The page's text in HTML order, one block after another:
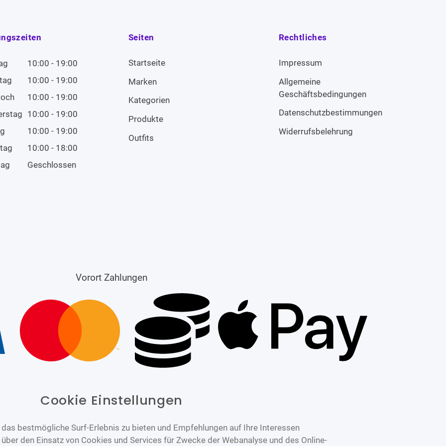
10:00 - 19:00
10:00 - 19:00
10:00 - 19:00
10:00 - 19:00
10:00 - 19:00
10:00 - 18:00
Geschlossen
Seiten
Startseite
Marken
Kategorien
Produkte
Outfits
Rechtliches
Impressum
Allgemeine
Geschäftsbedingungen
Datenschutzbestimmungen
Widerrufsbelehrung
Vorort Zahlungen
Cookie Einstellungen
bestmögliche Surf-Erlebnis zu bieten und Empfehlungen auf Ihre Interessen
den Einsatz von Cookies und Services für Zwecke der Webanalyse und des Online-